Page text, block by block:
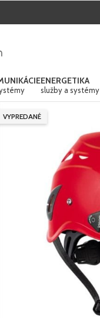
ENERGETIKA
služby a systémy
VYPREDANÉ